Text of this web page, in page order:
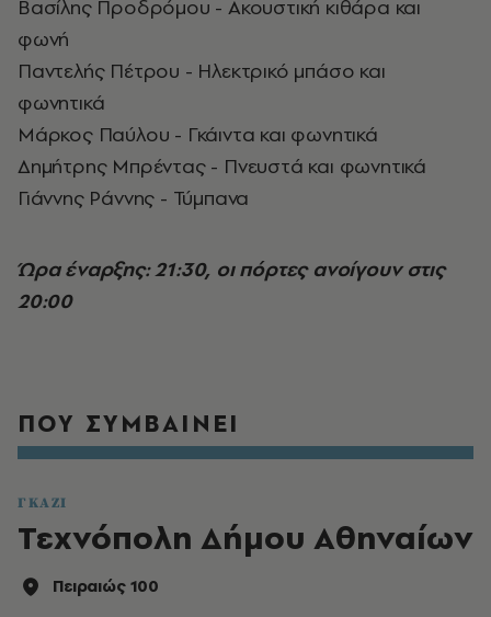
Βασίλης Προδρόμου - Ακουστική κιθάρα και
φωνή
Παντελής Πέτρου - Ηλεκτρικό μπάσο και
φωνητικά
Μάρκος Παύλου - Γκάιντα και φωνητικά
Δημήτρης Μπρέντας - Πνευστά και φωνητικά
Γιάννης Ράννης - Τύμπανα
Ώρα έναρξης: 21:30, οι πόρτες ανοίγουν στις
20:00
ΠΟΥ ΣΥΜΒΑΙΝΕΙ
ΓΚΑΖΙ
Τεχνόπολη Δήμου Αθηναίων
Πειραιώς 100